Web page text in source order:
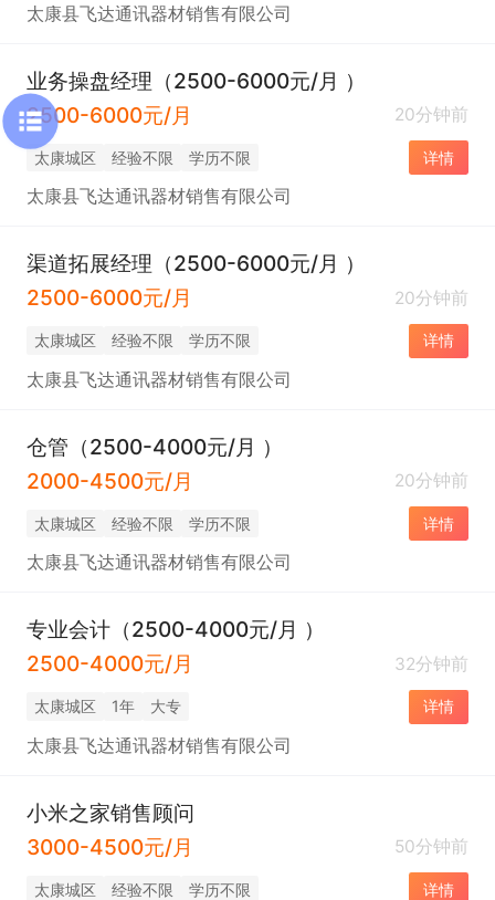
太康县飞达通讯器材销售有限公司
业务操盘经理（2500-6000元/月 ）
2500-6000元/月
20分钟前
太康城区 经验不限 学历不限 详情
太康县飞达通讯器材销售有限公司
渠道拓展经理（2500-6000元/月 ）
2500-6000元/月
20分钟前
太康城区 经验不限 学历不限 详情
太康县飞达通讯器材销售有限公司
仓管（2500-4000元/月 ）
2000-4500元/月
20分钟前
太康城区 经验不限 学历不限 详情
太康县飞达通讯器材销售有限公司
专业会计（2500-4000元/月 ）
2500-4000元/月
32分钟前
太康城区 1年 大专 详情
太康县飞达通讯器材销售有限公司
小米之家销售顾问
3000-4500元/月
50分钟前
太康城区 经验不限 学历不限 详情